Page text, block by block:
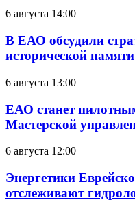
6 августа 14:00
В ЕАО обсудили
исторической памяти
6 августа 13:00
ЕАО станет
Мастерской
6 августа 12:00
Энергетики
отслеживают